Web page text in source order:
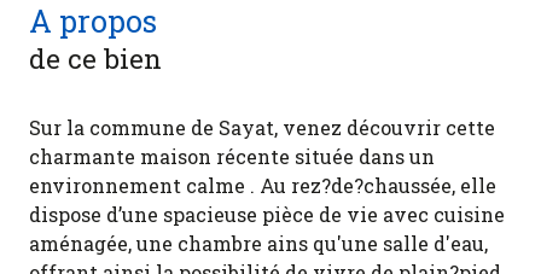
A propos
de ce bien
Sur la commune de Sayat, venez découvrir cette
charmante maison récente située dans un
environnement calme . Au rez?de?chaussée, elle
dispose d’une spacieuse pièce de vie avec cuisine
aménagée, une chambre ains qu'une salle d'eau,